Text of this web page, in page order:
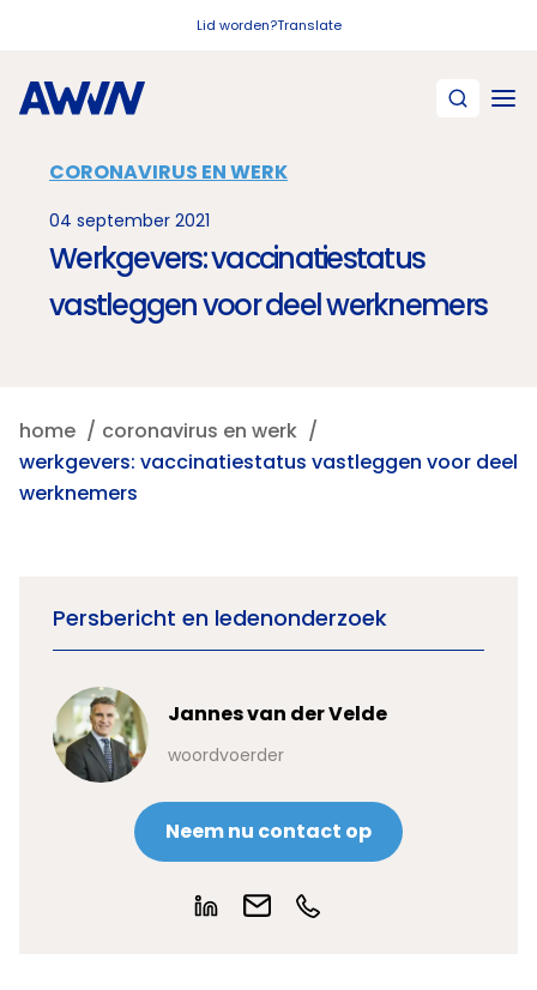
Lid worden?Translate
CORONAVIRUS EN WERK
04 september 2021
Werkgevers: vaccinatiestatus
vastleggen voor deel werknemers
home
coronavirus en werk
werkgevers: vaccinatiestatus vastleggen voor deel
werknemers
Persbericht en ledenonderzoek
Jannes van der Velde
woordvoerder
Neem nu contact op